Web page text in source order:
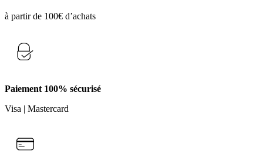
à partir de 100€ d’achats
Paiement 100% sécurisé
Visa | Mastercard